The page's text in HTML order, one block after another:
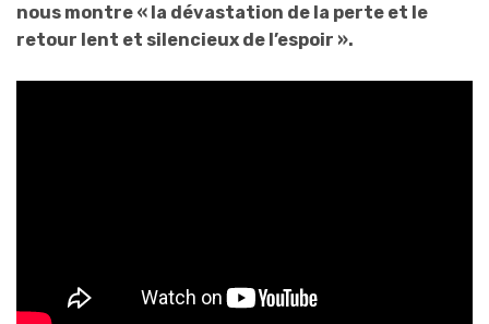
nous montre « la dévastation de la perte et le
retour lent et silencieux de l’espoir ».